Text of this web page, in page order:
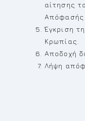
αίτησης
Απόφασής
Έγκριση
Κρωπίας.
Αποδοχή
Λήψη